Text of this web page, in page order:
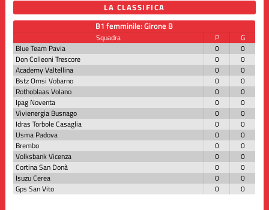
LA CLASSIFICA
B1 femminile: Girone B
Squadra P
G
Blue Team Pavia
0
0
Don Colleoni Trescore
0
0
Academy Valtellina
0
0
Bstz Omsi Vobarno
0
0
Rothoblaas Volano
0
0
Ipag Noventa
0
0
Vivienergia Busnago
0
0
Idras Torbole Casaglia
0
0
Usma Padova
0
0
Brembo
0
0
Volksbank Vicenza
0
0
Cortina San Donà
0
0
Isuzu Cerea
0
0
Gps San Vito
0 0